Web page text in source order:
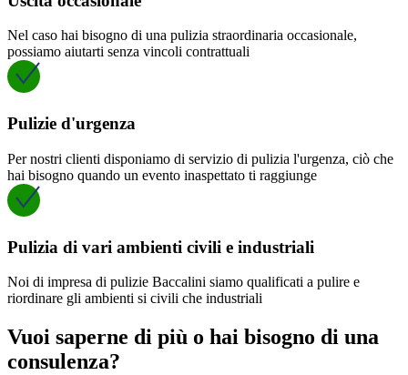
Nel caso hai bisogno di una pulizia straordinaria occasionale,
possiamo aiutarti senza vincoli contrattuali
Pulizie d'urgenza
Per nostri clienti disponiamo di servizio di pulizia l'urgenza, ciò che
hai bisogno quando un evento inaspettato ti raggiunge
Pulizia di vari ambienti civili e industriali
Noi di impresa di pulizie Baccalini siamo qualificati a pulire e
riordinare gli ambienti si civili che industriali
Vuoi saperne di più o hai bisogno di una
consulenza?